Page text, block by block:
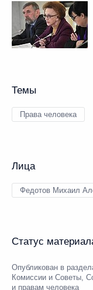
Темы
Права человека
Лица
Федотов Михаил
Статус
Опубликован в
Комиссии и Советы,
и правам человека